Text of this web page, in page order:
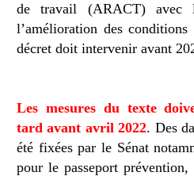
de travail (ARACT) avec
l’amélioration des
décret doit intervenir avant
Les mesures du texte
tard avant avril 2022. Des
été fixées par le Sénat
pour le passeport